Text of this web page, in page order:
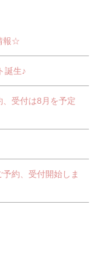
報☆
誕生♪
、受付は8月を予定
約、受付開始しま